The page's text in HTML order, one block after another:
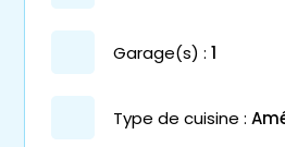
garage(s) : 1
Type de cuisine :